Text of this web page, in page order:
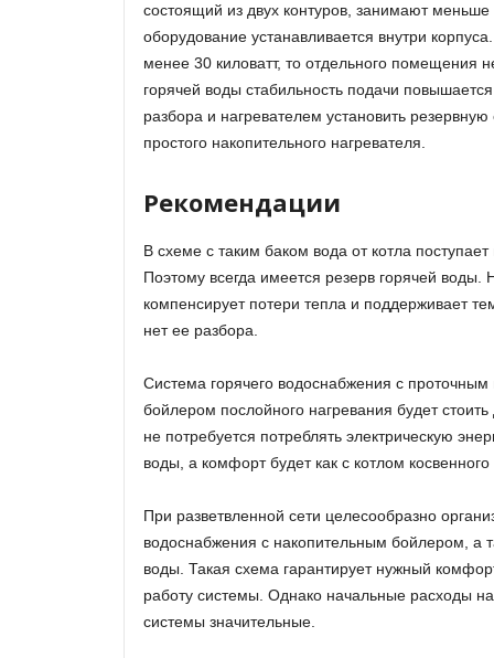
состоящий из двух контуров, занимают
оборудование устанавливается внутри
менее 30 киловатт, то отдельного помещения
горячей воды стабильность подачи
разбора и нагревателем установить резервную
простого накопительного нагревателя.
Рекомендации
В схеме с таким баком вода от котла поступает
Поэтому всегда имеется резерв горячей воды.
компенсирует потери тепла и поддерживает
нет ее разбора.
Система горячего водоснабжения с проточным
бойлером послойного нагревания будет
не потребуется потреблять электрическую
воды, а комфорт будет как с котлом
При разветвленной сети целесообразно
водоснабжения с накопительным бойлером, а
воды. Такая схема гарантирует нужный
работу системы. Однако начальные расходы на
системы значительные.